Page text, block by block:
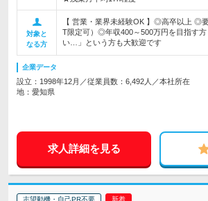
対象と
なる方
【 営業・業界未経験OK 】◎高卒以上 ◎
T限定可）◎年収400～500万円を目指す
い…」という方も大歓迎です
企業データ
設立：1998年12月／従業員数：6,492人／本社所在
地：愛知県
求人詳細を見る
志望動機・自己PR不要